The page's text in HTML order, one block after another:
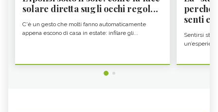
solare diretta sugli occhi regol...
C'è un gesto che molti fanno automaticamente
appena escono di casa in estate: infilare gli...
perché
senti
Sentirsi